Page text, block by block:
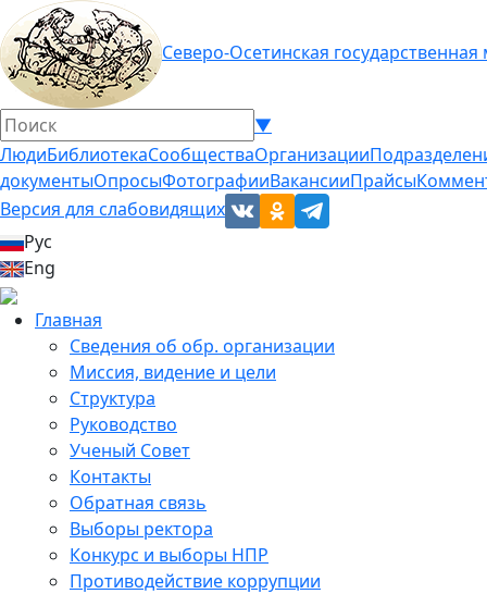
Северо-Осетинская
▼
ЛюдиБиблиотекаСообществаОрганизации
документыОпросыФотографииВакансииПрайсы
Версия для слабовидящих
Рус
Eng
Главная
Сведения об обр. организации
Миссия, видение и цели
Структура
Руководство
Ученый Совет
Контакты
Обратная связь
Выборы ректора
Конкурс и выборы НПР
Противодействие коррупции